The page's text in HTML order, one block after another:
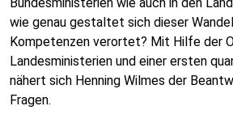
wie genau gestaltet sich dieser
Kompetenzen verortet? Mit Hilfe der
Landesministerien und einer ersten
nähert sich Henning Wilmes der
Fragen.